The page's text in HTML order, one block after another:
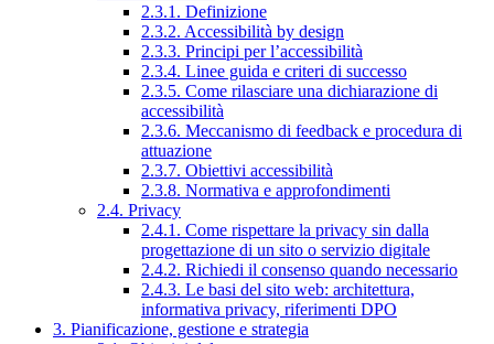
2.3.1. Definizione
2.3.2. Accessibilità by design
2.3.3. Principi per l’accessibilità
2.3.4. Linee guida e criteri di successo
2.3.5. Come rilasciare una dichiarazione di
accessibilità
2.3.6. Meccanismo di feedback e procedura di
attuazione
2.3.7. Obiettivi accessibilità
2.3.8. Normativa e approfondimenti
2.4. Privacy
2.4.1. Come rispettare la privacy sin dalla
progettazione di un sito o servizio digitale
2.4.2. Richiedi il consenso quando necessario
2.4.3. Le basi del sito web: architettura,
informativa privacy, riferimenti DPO
3. Pianificazione, gestione e strategia